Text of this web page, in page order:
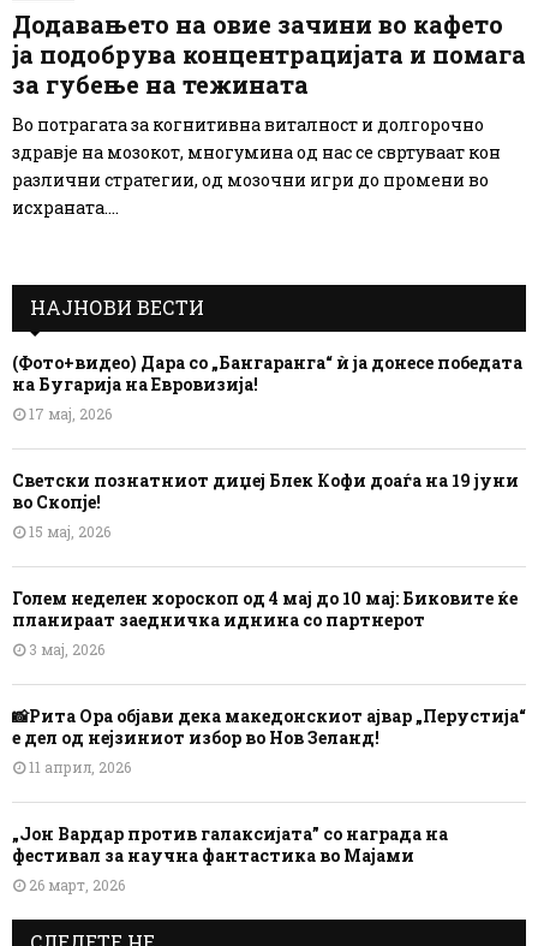
Додавањето на овие зачини во кафето
ја подобрува концентрацијата и помага
за губење на тежината
Во потрагата за когнитивна виталност и долгорочно
здравје на мозокот, многумина од нас се свртуваат кон
различни стратегии, од мозочни игри до промени во
исхраната....
НАЈНОВИ ВЕСТИ
(Фото+видео) Дара со „Бангаранга“ ѝ ја донесе победата
на Бугарија на Евровизија!
17 мај, 2026
Светски познатниот диџеј Блек Кофи доаѓа на 19 јуни
во Скопје!
15 мај, 2026
Голем неделен хороскоп од 4 мај до 10 мај: Биковите ќе
планираат заедничка иднина со партнерот
3 мај, 2026
📸Рита Ора објави дека македонскиот ајвар „Перустија“
е дел од нејзиниот избор во Нов Зеланд!
11 април, 2026
„Јон Вардар против галаксијата” со награда на
фестивал за научна фантастика во Мајами
26 март, 2026